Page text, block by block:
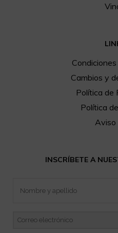
Cambios y
Política de
Política
Aviso
INSCRÍBETE A